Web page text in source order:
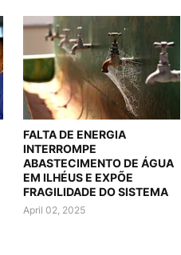
FALTA DE ENERGIA
INTERROMPE
ABASTECIMENTO DE ÁGUA
EM ILHÉUS E EXPÕE
FRAGILIDADE DO SISTEMA
April 02, 2025